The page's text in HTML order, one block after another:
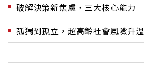
破解決策新焦慮，三大核心能力
孤獨到孤立，超高齡社會風險升溫